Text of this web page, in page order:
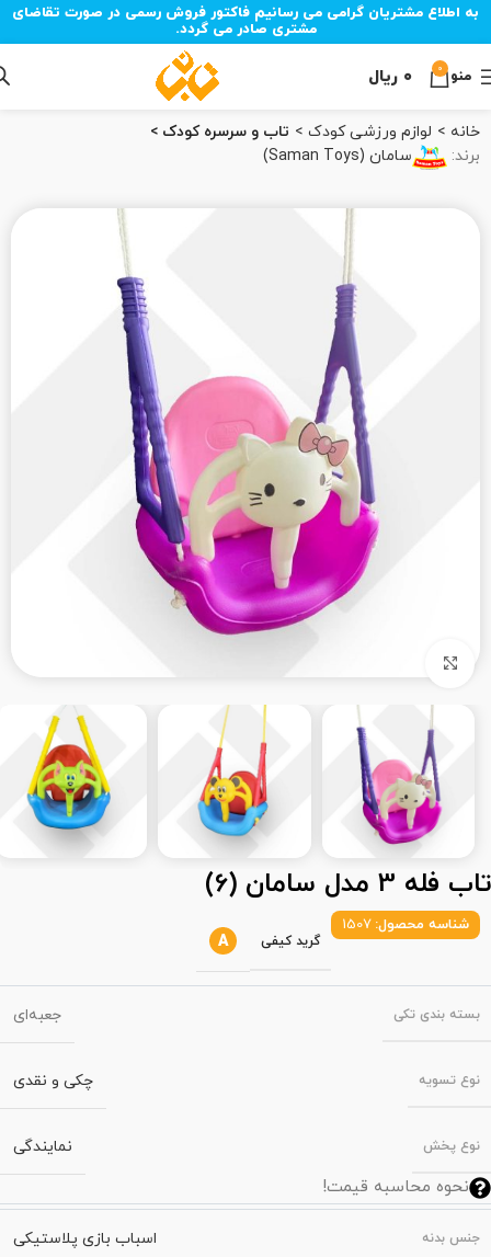
به اطلاع مشتریان گرامی می رسانیم فاکتور فروش رسمی در صورت تقاضای
مشتری صادر می گردد.
منو 0 ۰ ریال
خانه لوازم ورزشی کودک
تاب و سرسره کودک
برند:
سامان (Saman Toys)
تاب فله 3 مدل سامان (6)
شناسه محصول: 1507
گرید کیفی A
بسته‌ بندی تکی جعبه‌ای
نوع تسویه چکی و نقدی
نوع پخش نمایندگی
نحوه محاسبه قیمت!
جنس بدنه اسباب بازی پلاستیکی